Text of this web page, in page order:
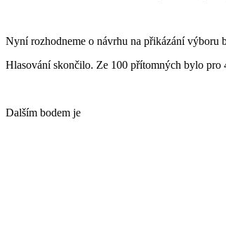
Nyní rozhodneme o návrhu na přikázání výboru
Hlasování skončilo. Ze 100 přítomných bylo pro
Dalším bodem je